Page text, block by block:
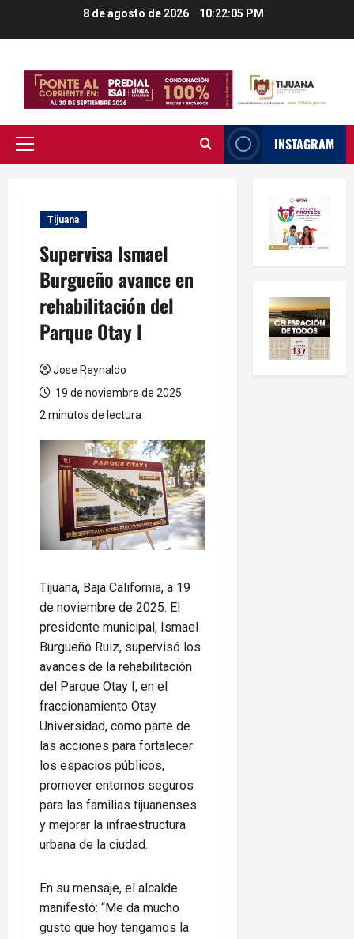
8 de agosto de 2026 10:22:06 PM
Menú
INSTAGRAM
Tijuana
Supervisa Ismael
Burgueño avance en
rehabilitación del
Parque Otay I
Jose Reynaldo
19 de noviembre de 2025
2 minutos de lectura
Tijuana, Baja California, a 19
de noviembre de 2025. El
presidente municipal, Ismael
Burgueño Ruiz, supervisó los
avances de la rehabilitación
del Parque Otay I, en el
fraccionamiento Otay
Universidad, como parte de
las acciones para fortalecer
los espacios públicos,
promover entornos seguros
para las familias tijuanenses
y mejorar la infraestructura
urbana de la ciudad.
En su mensaje, el alcalde
manifestó: “Me da mucho
gusto que hoy tengamos la